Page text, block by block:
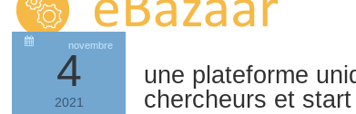
4novembre
2021
une plateforme
chercheurs et